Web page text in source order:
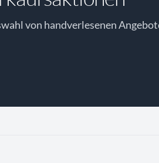
von handverlesenen